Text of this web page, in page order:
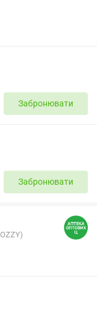
Забронювати
Забронювати